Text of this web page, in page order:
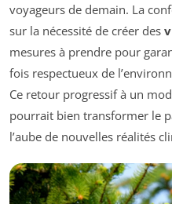
voyageurs de demain. La
sur la nécessité de créer des
mesures à prendre pour
fois respectueux de
Ce retour progressif à un
pourrait bien transformer le
l’aube de nouvelles réalités